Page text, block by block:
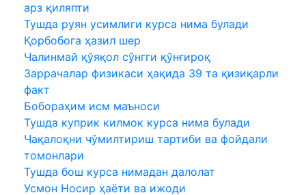
арз қиляпти
Тушда руян усимлиги курса нима булади
Қорбобога ҳазил шер
Чалинмай қўяқол сўнгги қўнғироқ
Заррачалар физикаси ҳақида 39 та қизиқарли
факт
Бобораҳим исм маъноси
Тушда куприк килмок курса нима булади
Чақалоқни чўмилтириш тартиби ва фойдали
томонлари
Тушда бош курса нимадан далолат
Усмон Носир ҳаёти ва ижоди